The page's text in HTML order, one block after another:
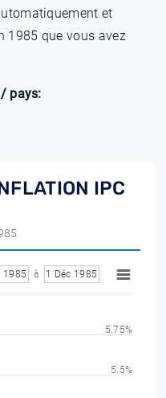
et
1985 que vous avez
pays:
IPC
1985 à 1 Déc 1985
5.5%
5.75%